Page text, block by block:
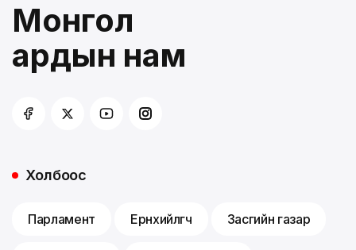
Монгол
ардын нам
Холбоос
Парламент Ерөнхийлөгч Засгийн газар